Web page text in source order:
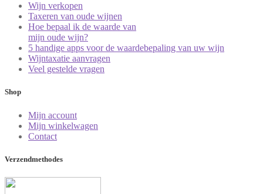
Wijn verkopen
Taxeren van oude wijnen
Hoe bepaal ik de waarde van
mijn oude wijn?
5 handige apps voor de waardebepaling van uw wijn
Wijntaxatie aanvragen
Veel gestelde vragen
Shop
Mijn account
Mijn winkelwagen
Contact
Verzendmethodes